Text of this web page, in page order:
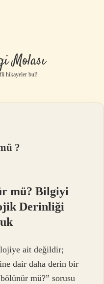
Molası
hikayeler bul!
?
mü? Bilgiyi
Derinliği
ait değildir;
dair daha derin bir
mü?” sorusu